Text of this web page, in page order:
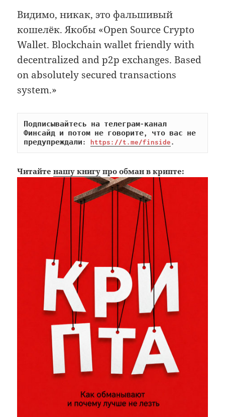
Видимо, никак, это фальшивый
кошелёк. Якобы «Open Source Crypto
Wallet. Blockchain wallet friendly with
decentralized and p2p exchanges. Based
on absolutely secured transactions
system.»
Подписывайтесь на телеграм-канал
Финсайд и потом не говорите, что вас не
предупреждали: https://t.me/finside.
Читайтенашу книгу про обман в крипте: